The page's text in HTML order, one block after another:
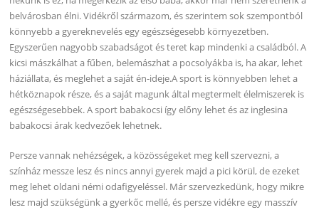
belvárosban élni. Vidékről származom, és szerintem sok szempontból
könnyebb a gyereknevelés egy egészségesebb környezetben.
Egyszerűen nagyobb szabadságot és teret kap mindenki a családból. A
kicsi mászkálhat a fűben, belemászhat a pocsolyákba is, ha akar, lehet
háziállata, és meglehet a saját én-ideje.A sport is könnyebben lehet a
hétköznapok része, és a saját magunk által megtermelt élelmiszerek is
egészségesebbek. A sport babakocsi így előny lehet és az inglesina
babakocsi árak kedvezőek lehetnek.
Persze vannak nehézségek, a közösségeket meg kell szervezni, a
színház messze lesz és nincs annyi gyerek majd a pici körül, de ezeket
meg lehet oldani némi odafigyeléssel. Már szervezkedünk, hogy mikre
lesz majd szükségünk a gyerkőc mellé, és persze vidékre egy masszív